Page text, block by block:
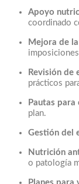
Apoyo
coordinado
Mejora de
Revisión de
prácticos
Pautas para
plan.
Gestión del
Nutrición
o patología